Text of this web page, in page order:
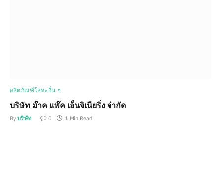
ผลิตภัณฑ์โลหะอื่น ๆ
บริษัท ม๊าค แพ๊ค เอ็นจิเนียริ่ง จำกัด
By บริษัท 0 1 Min Read